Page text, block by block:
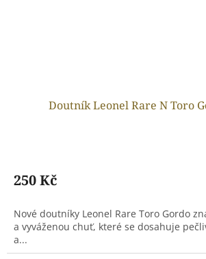
Doutník Leonel Rare N Toro
250 Kč
Nové doutníky Leonel Rare Toro Gordo
a vyváženou chuť, které se dosahuje
a...